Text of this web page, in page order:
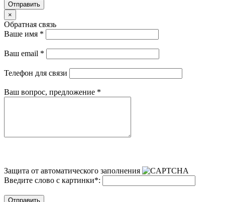
Отправить
×
Обратная связь
Ваше имя *
Ваш email *
Телефон для связи
Ваш вопрос, предложение *
Защита от автоматического заполнения
Введите слово с картинки*:
Отправить